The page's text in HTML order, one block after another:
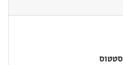
סטטוס